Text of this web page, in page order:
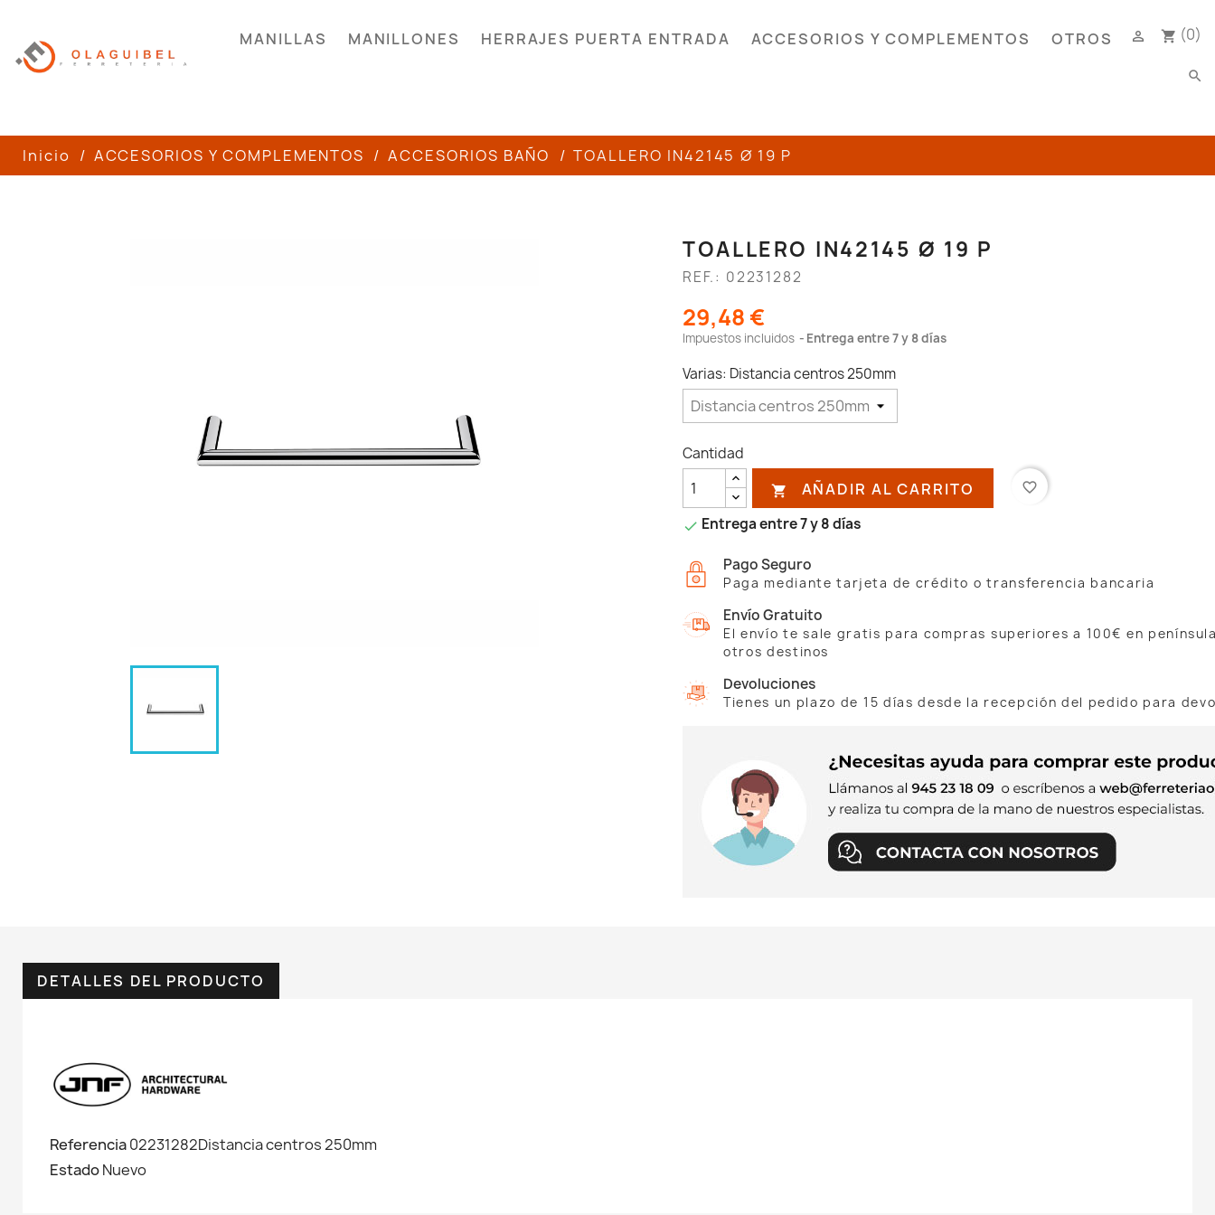
MANILLAS MANILLONES HERRAJES PUERTA ENTRADA ACCESORIOS Y COMPLEMENTOS OTROS shopping_cart (0)

search
Inicio ACCESORIOS Y COMPLEMENTOS ACCESORIOS BAÑO TOALLERO IN42145 Ø 19 P
TOALLERO IN42145 Ø 19 P
REF.: 02231282
29,48 €
Impuestos incluidos Entrega entre 7 y 8 días
Varias: Distancia centros 250mm
Cantidad
 AÑADIR AL CARRITO favorite_border
 Entrega entre 7 y 8 días
Pago Seguro
Paga mediante tarjeta de crédito o transferencia bancaria
Envío Gratuito
El envío te sale gratis para compras superiores a 100€ en
otros destinos
Devoluciones
Tienes un plazo de 15 días desde la recepción del pedido para
DETALLES DEL PRODUCTO
Referencia02231282Distancia centros 250mm
EstadoNuevo